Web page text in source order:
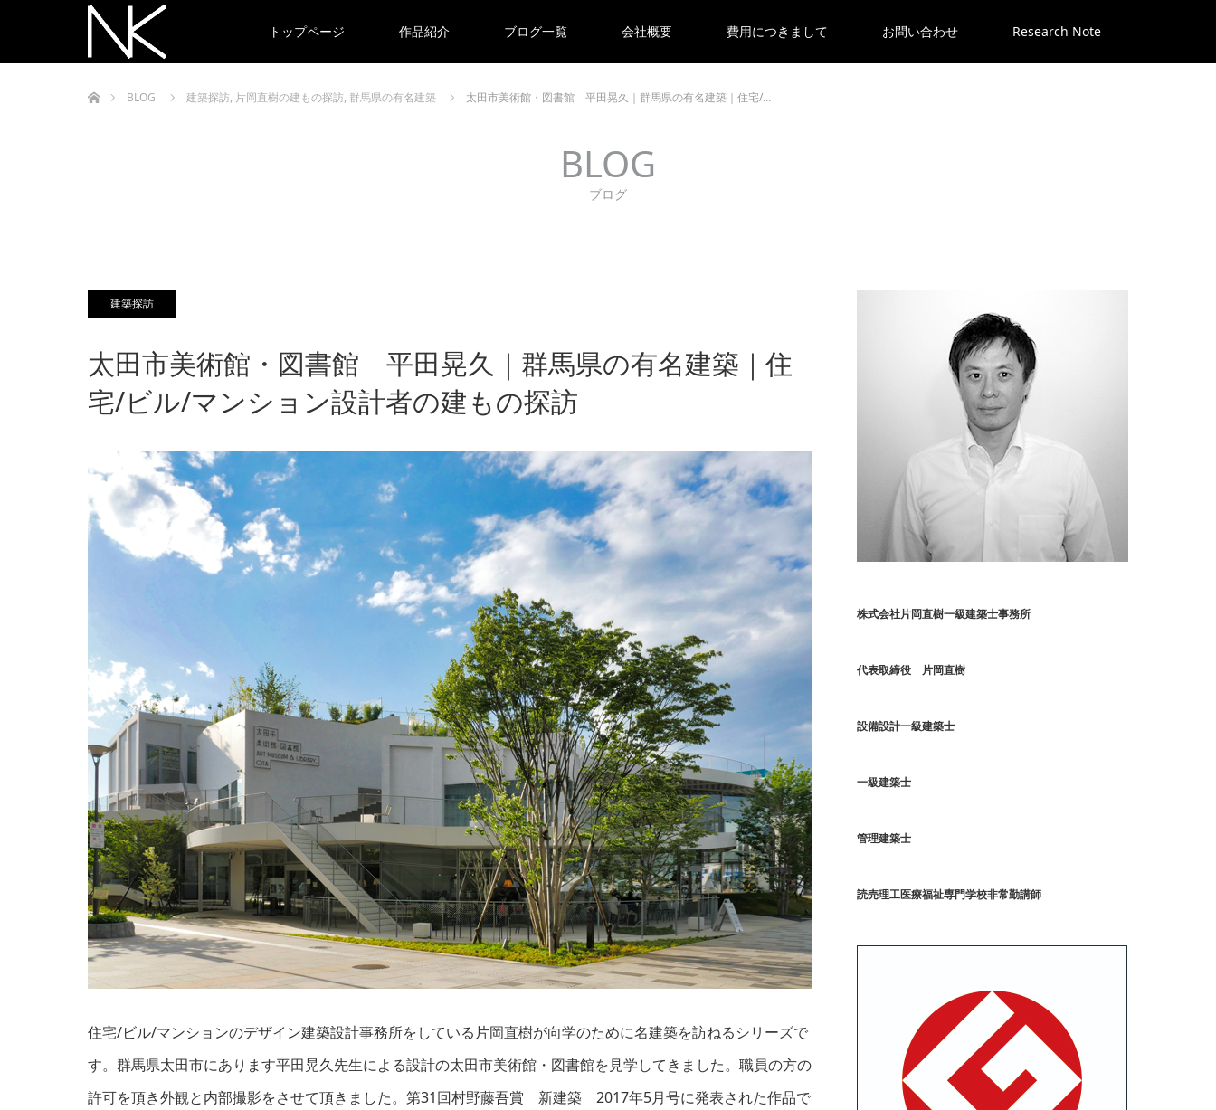
トップページ 作品紹介 ブログ一覧 会社概要 費用につきまして お問い合わせ Research Note
BLOG
建築探訪, 片岡直樹の建もの探訪, 群馬県の有名建築 太田市美術館・図書館 平田晃久｜群馬県の有名建築｜住宅/…
BLOG
ブログ
建築探訪
太田市美術館・図書館 平田晃久｜群馬県の有名建築｜住
宅/ビル/マンション設計者の建もの探訪
住宅/ビル/マンションのデザイン建築設計事務所をしている片岡直樹が向学のために名建築を訪ねるシリーズで
す。群馬県太田市にあります平田晃久先生による設計の太田市美術館・図書館を見学してきました。職員の方の
許可を頂き外観と内部撮影をさせて頂きました。第31回村野藤吾賞 新建築 2017年5月号に発表された作品で
株式会社片岡直樹一級建築士事務所
代表取締役 片岡直樹
設備設計一級建築士
一級建築士
管理建築士
読売理工医療福祉専門学校非常勤講師